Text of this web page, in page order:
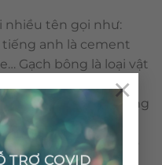
TRỢ COVID
×
nhiều tên gọi như:
tiếng anh là cement
Gạch bông là loại vật
những nguyên vật
nhiên liệu đốt trong
trình nên viên
không gây ra ô